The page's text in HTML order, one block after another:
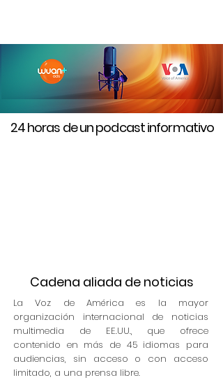
24 horas de un podcast informativo
Cadena aliada de noticias
La Voz de América es la mayor
organización internacional de noticias
multimedia de EE.UU., que ofrece
contenido en más de 45 idiomas para
audiencias, sin acceso o con acceso
limitado, a una prensa libre.